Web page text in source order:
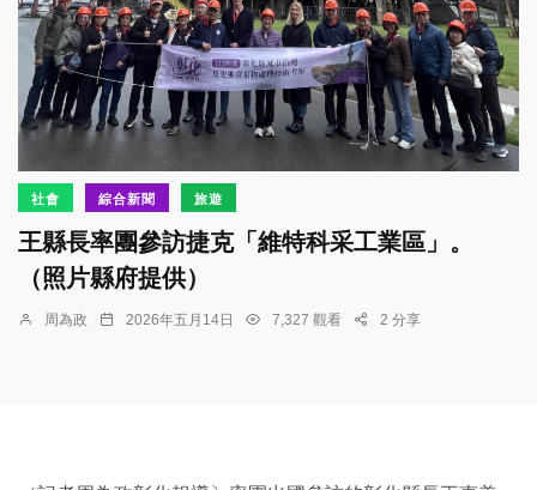
社會 綜合新聞 旅遊
王縣長率團參訪捷克「維特科采工業區」。
（照片縣府提供）
周為政 2026年五月14日 7,327 觀看 2 分享